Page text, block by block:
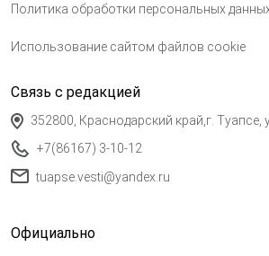
Политика обработки персональных
Использование сайтом файлов cookie
Связь с редакцией
352800, Краснодарский край,г.
+7(86167) 3-10-12
tuapse.vesti@yandex.ru
Официально